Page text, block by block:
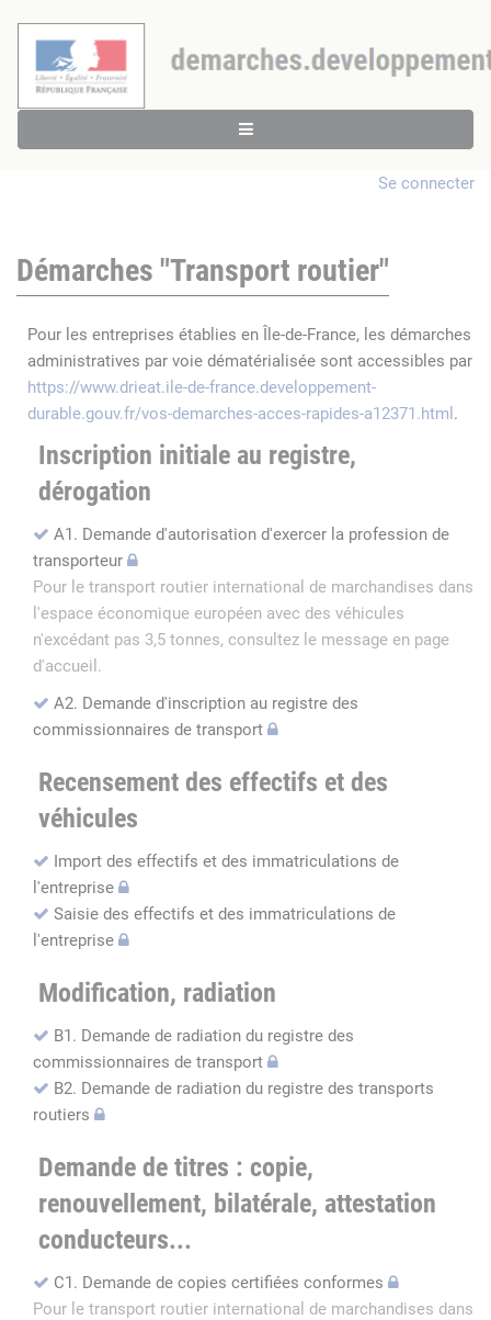
Se connecter
Démarches "Transport routier"
Pour les entreprises établies en Île-de-France, les démarches
administratives par voie dématérialisée sont accessibles par
https://www.drieat.ile-de-france.developpement-
durable.gouv.fr/vos-demarches-acces-rapides-a12371.html .
Inscription initiale au registre,
dérogation
A1. Demande d'autorisation d'exercer la profession de
transporteur
Pour le transport routier international de marchandises dans
l'espace économique européen avec des véhicules
n'excédant pas 3,5 tonnes, consultez le message en page
d'accueil.
A2. Demande d'inscription au registre des
commissionnaires de transport
Recensement des effectifs et des
véhicules
Import des effectifs et des immatriculations de
l'entreprise
Saisie des effectifs et des immatriculations de
l'entreprise
Modification, radiation
B1. Demande de radiation du registre des
commissionnaires de transport
B2. Demande de radiation du registre des transports
routiers
Demande de titres : copie,
renouvellement, bilatérale, attestation
conducteurs...
C1. Demande de copies certifiées conformes
Pour le transport routier international de marchandises dans